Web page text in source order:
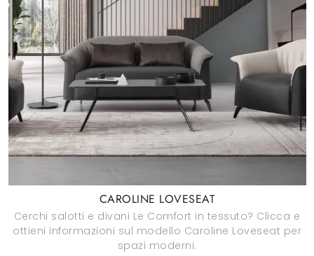
CAROLINE LOVESEAT
Cerchi salotti e divani Le Comfort in tessuto? Clicca e
ottieni informazioni sul modello Caroline Loveseat per
spazi moderni.